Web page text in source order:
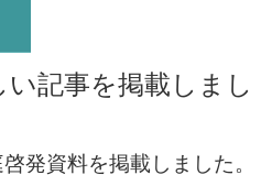
記事を掲載しまし
発資料を掲載しました。